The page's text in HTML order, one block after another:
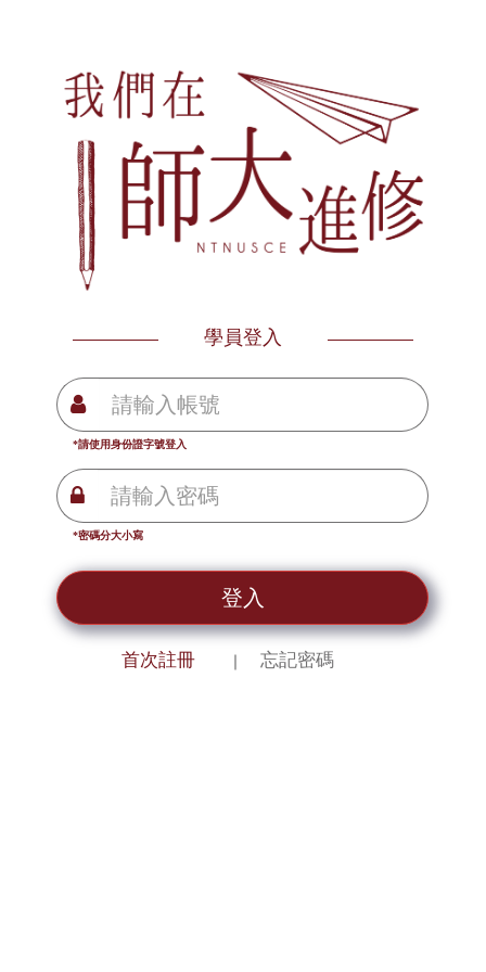
學員登入
*請使用身份證字號登入
*密碼分大小寫
登入
首次註冊 忘記密碼